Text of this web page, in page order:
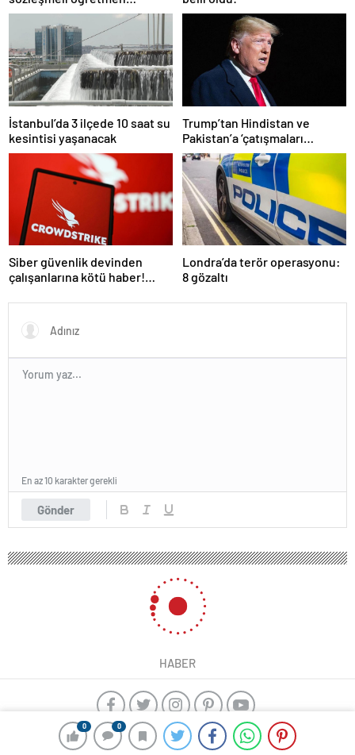
0 0
atamasında sözlü sınava hak
kazanan adaylar açıklandı
İstanbul’da 3 ilçede 10 saat su
kesintisi yaşanacak
Trump’tan Hindistan ve
Pakistan’a ‘çatışmaları
durdurun’ çağrısı
Siber güvenlik devinden
çalışanlarına kötü haber!
Londra’da terör operasyonu:
8 gözaltı
Gönder
En az 10 karakter gerekli
HABER
yangın algılama sistemleri ajax alarm Kayseri çıkışlı Karadeniz